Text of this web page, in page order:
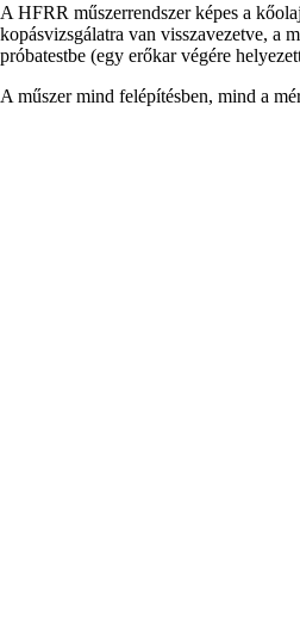
A HFRR műszerrendszer képes a
kopásvizsgálatra van visszavezetve, a
próbatestbe (egy erőkar végére
A műszer mind felépítésben, mind a